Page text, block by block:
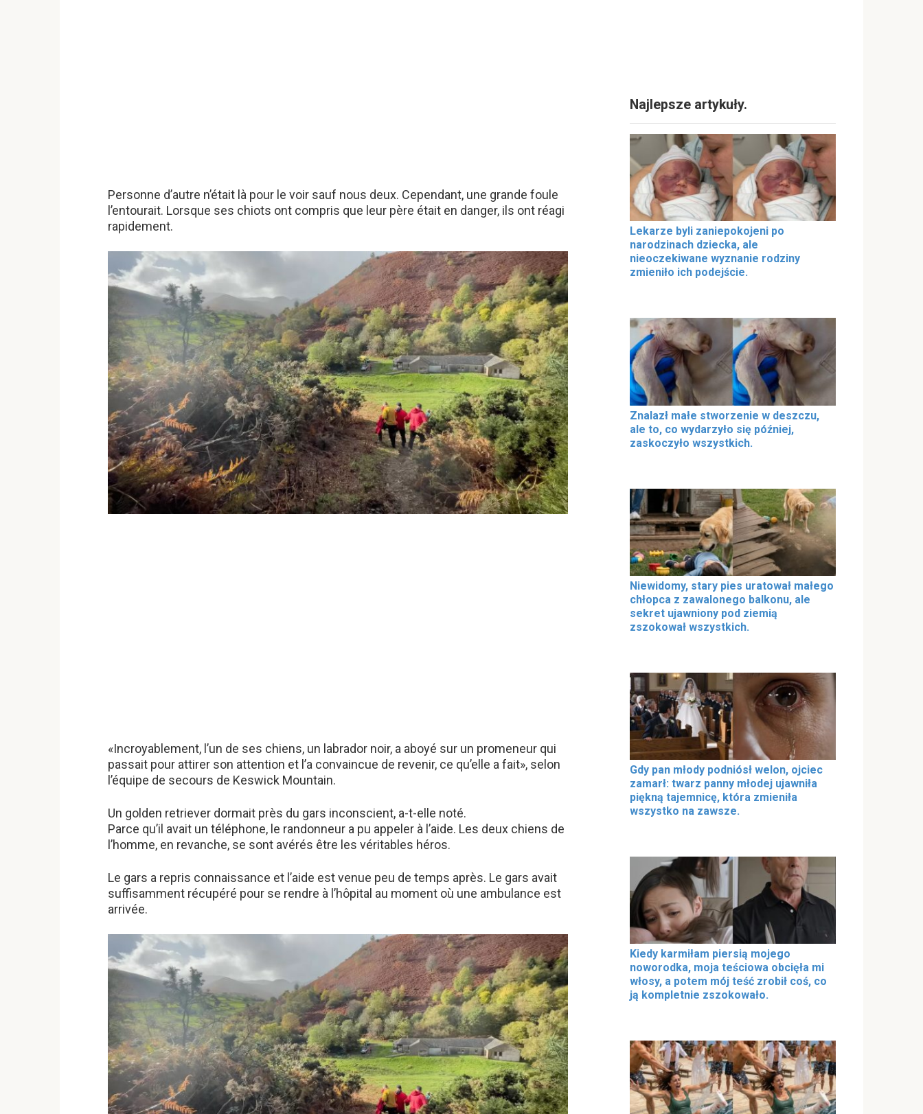
Personne d’autre n’était là pour le voir sauf nous deux. Cependant, une grande foule
l’entourait. Lorsque ses chiots ont compris que leur père était en danger, ils ont réagi
rapidement.
«Incroyablement, l’un de ses chiens, un labrador noir, a aboyé sur un promeneur qui
passait pour attirer son attention et l’a convaincue de revenir, ce qu’elle a fait», selon
l’équipe de secours de Keswick Mountain.
Un golden retriever dormait près du gars inconscient, a-t-elle noté.
Parce qu’il avait un téléphone, le randonneur a pu appeler à l’aide. Les deux chiens de
l’homme, en revanche, se sont avérés être les véritables héros.
Le gars a repris connaissance et l’aide est venue peu de temps après. Le gars avait
suffisamment récupéré pour se rendre à l’hôpital au moment où une ambulance est
arrivée.
Najlepsze artykuły.
Lekarze byli zaniepokojeni po
narodzinach dziecka, ale
nieoczekiwane wyznanie rodziny
zmieniło ich podejście.
Znalazł małe stworzenie w deszczu,
ale to, co wydarzyło się później,
zaskoczyło wszystkich.
Niewidomy, stary pies uratował małego
chłopca z zawalonego balkonu, ale
sekret ujawniony pod ziemią
zszokował wszystkich.
Gdy pan młody podniósł welon, ojciec
zamarł: twarz panny młodej ujawniła
piękną tajemnicę, która zmieniła
wszystko na zawsze.
Kiedy karmiłam piersią mojego
noworodka, moja teściowa obcięła mi
włosy, a potem mój teść zrobił coś, co
ją kompletnie zszokowało.